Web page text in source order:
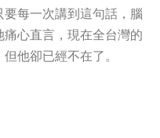
每一次講到這句話，腦
心直言，現在全台灣的
他卻已經不在了。